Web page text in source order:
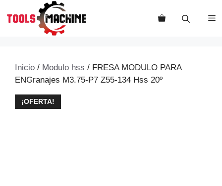
Inicio / Modulo hss / FRESA MODULO PARA
ENGranajes M3.75-P7 Z55-134 Hss 20º
¡OFERTA!